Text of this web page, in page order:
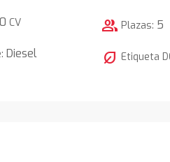
CV
Diesel
group Plazas: 5
nest_eco_leaf Etiqueta